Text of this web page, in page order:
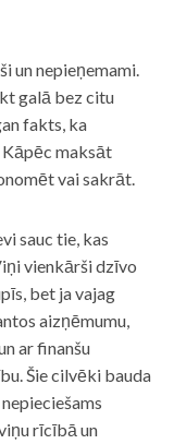
un nepieņemami.
galā bez citu
fakts, ka
maksāt
vai sakrāt.
sauc tie, kas
vienkārši dzīvo
bet ja vajag
aizņēmumu,
ar finanšu
Šie cilvēki bauda
rīcībā un